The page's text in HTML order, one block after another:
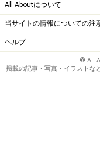
All Aboutについて
当サイトの情報についての注
ヘルプ
© All
掲載の記事・写真・イラストな